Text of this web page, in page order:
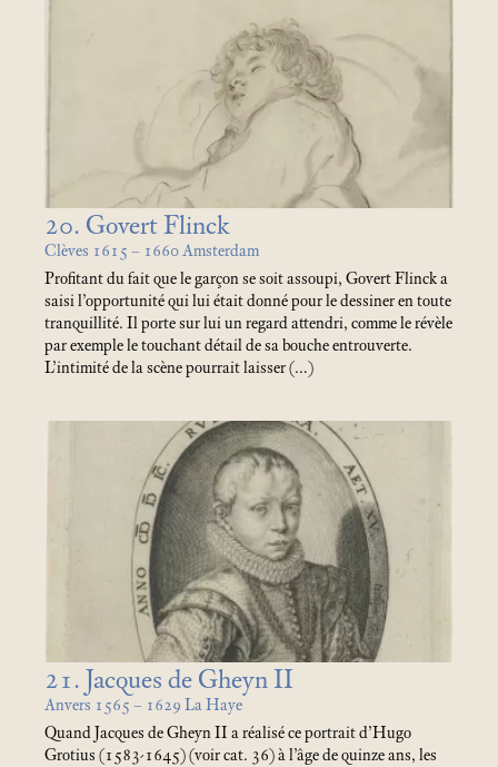
20. Govert Flinck
Clèves 1615 – 1660 Amsterdam
Profitant du fait que le garçon se soit assoupi, Govert Flinck a
saisi l’opportunité qui lui était donné pour le dessiner en toute
tranquillité. Il porte sur lui un regard attendri, comme le révèle
par exemple le touchant détail de sa bouche entrouverte.
L’intimité de la scène pourrait laisser (…)
21. Jacques de Gheyn II
Anvers 1565 – 1629 La Haye
Quand Jacques de Gheyn II a réalisé ce portrait d’Hugo
Grotius (1583-1645) (voir cat. 36) à l’âge de quinze ans, les